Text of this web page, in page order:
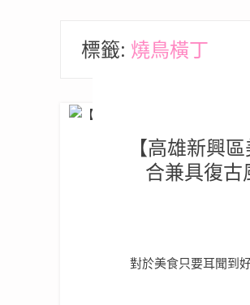
標籤: 燒鳥橫丁
【高雄新興
合兼具復
對於美食只要耳聞到